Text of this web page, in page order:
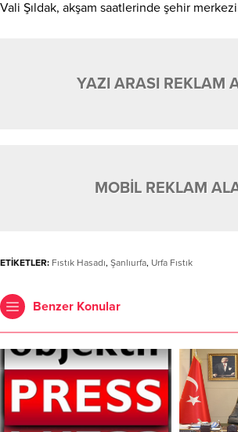
Vali Şıldak, akşam saatlerinde şehir
YAZI ARASI REKLAM
MOBİL REKLAM
ETİKETLER: Fıstık Hasadı, Şanlıurfa, Urfa Fıstık
Benzer Konular